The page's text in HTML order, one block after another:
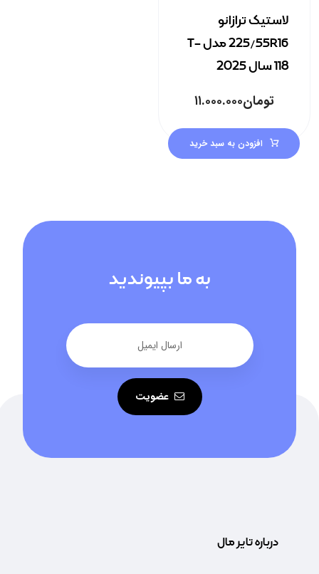
لاستیک ترازانو
225/55R16 مدل T-
118 سال 2025
تومان۱۱.۰۰۰.۰۰۰
افزودن به سبد خرید
به ما بپیوندید
عضویت
درباره تایر مال